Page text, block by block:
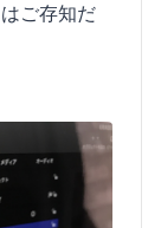
ご存知だ